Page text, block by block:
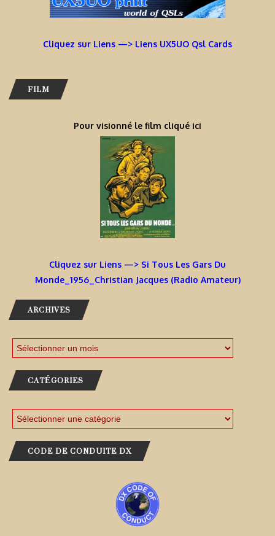
Cliquez sur Liens —> Liens UX5UO Qsl Cards
FILM
Pour visionné le film cliqué ici
Cliquez sur Liens —> Si Tous Les Gars Du
Monde_1956_Christian Jacques (Radio Amateur)
ARCHIVES
CATÉGORIES
CODE DE CONDUITE DX